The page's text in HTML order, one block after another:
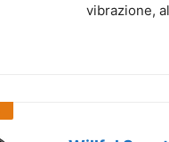
vibrazione,